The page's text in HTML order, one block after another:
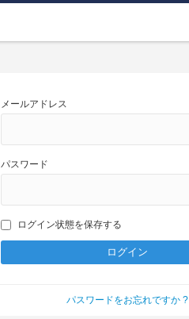
メールアドレス
パスワード
ログイン状態を保存する
パスワードをお忘れですか ?